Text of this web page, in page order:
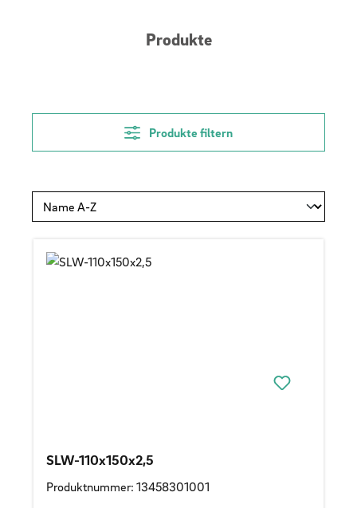
Produkte
Produkte filtern
SLW-110x150x2,5
Produktnummer: 13458301001